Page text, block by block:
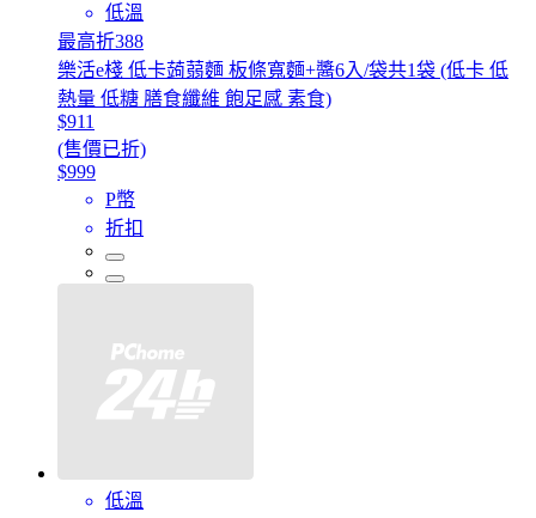
低溫
最高折388
樂活e棧 低卡蒟蒻麵 板條寬麵+醬6入/袋共1袋 (低卡 低
熱量 低糖 膳食纖維 飽足感 素食)
$911
(售價已折)
$999
P幣
折扣
低溫